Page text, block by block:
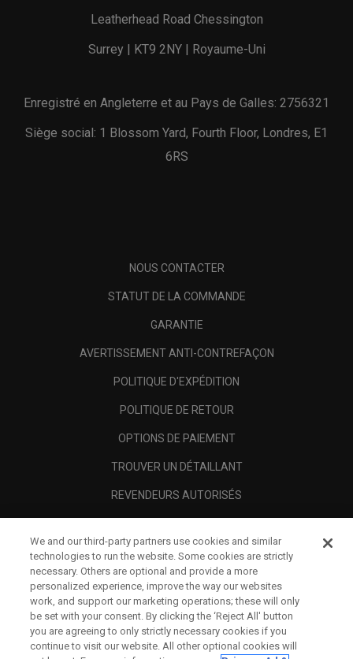
Leatherhead Road Chessington
Surrey | KT9 2NY | Royaume-Uni
Enregistré en Angleterre et au Pays de Galles: 2756321
Siège social: 1 Blossom Yard, Fourth Floor, Londres, E1
6RS
NOUS CONTACTER
STATUT DE LA COMMANDE
GARANTIE
AVERTISSEMENT ANTI-CONTREFAÇON
POLITIQUE D'EXPÉDITION
POLITIQUE DE RETOUR
OPTIONS DE PAIEMENT
TROUVER UN DÉTAILLANT
REVENDEURS AUTORISÉS
A PROPOS
MENTIONS LÉGALES
We and our third-party partners use cookies and similar
technologies to run the website. Some cookies are strictly
necessary. Others are optional and provide a more
personalized experience, improve the way our websites
work, and support our marketing operations; these will only
be set with your consent. By clicking the ‘Reject All' button
you are agreeing to only strictly necessary cookies if you
continue to visit our website. All other optional cookies will